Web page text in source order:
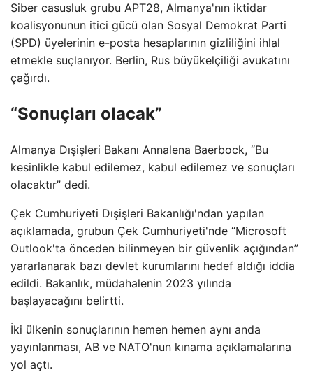
Siber casusluk grubu APT28, Almanya'nın iktidar
koalisyonunun itici gücü olan Sosyal Demokrat Parti
(SPD) üyelerinin e-posta hesaplarının gizliliğini ihlal
etmekle suçlanıyor. Berlin, Rus büyükelçiliği avukatını
çağırdı.
“Sonuçları olacak”
Almanya Dışişleri Bakanı Annalena Baerbock, “Bu
kesinlikle kabul edilemez, kabul edilemez ve sonuçları
olacaktır” dedi.
Çek Cumhuriyeti Dışişleri Bakanlığı'ndan yapılan
açıklamada, grubun Çek Cumhuriyeti'nde “Microsoft
Outlook'ta önceden bilinmeyen bir güvenlik açığından”
yararlanarak bazı devlet kurumlarını hedef aldığı iddia
edildi. Bakanlık, müdahalenin 2023 yılında
başlayacağını belirtti.
İki ülkenin sonuçlarının hemen hemen aynı anda
yayınlanması, AB ve NATO'nun kınama açıklamalarına
yol açtı.